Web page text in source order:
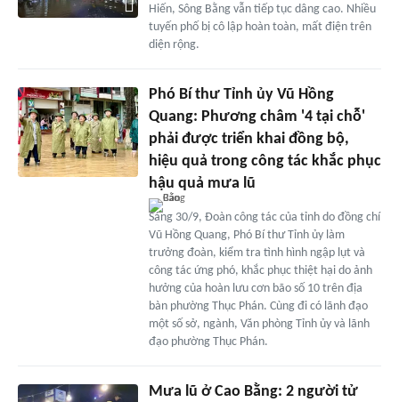
Hiến, Sông Bằng vẫn tiếp tục dâng cao. Nhiều
tuyến phố bị cô lập hoàn toàn, mất điện trên
diện rộng.
Phó Bí thư Tỉnh ủy Vũ Hồng
Quang: Phương châm '4 tại chỗ'
phải được triển khai đồng bộ,
hiệu quả trong công tác khắc phục
hậu quả mưa lũ
Sáng 30/9, Đoàn công tác của tỉnh do đồng chí
Vũ Hồng Quang, Phó Bí thư Tỉnh ủy làm
trưởng đoàn, kiểm tra tình hình ngập lụt và
công tác ứng phó, khắc phục thiệt hại do ảnh
hưởng của hoàn lưu cơn bão số 10 trên địa
bàn phường Thục Phán. Cùng đi có lãnh đạo
một số sở, ngành, Văn phòng Tỉnh ủy và lãnh
đạo phường Thục Phán.
Mưa lũ ở Cao Bằng: 2 người tử